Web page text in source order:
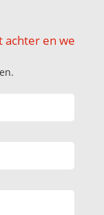
achter en we